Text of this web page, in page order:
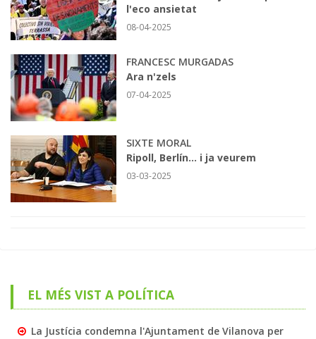
l'eco ansietat
08-04-2025
FRANCESC MURGADAS
Ara n'zels
07-04-2025
SIXTE MORAL
Ripoll, Berlín... i ja veurem
03-03-2025
EL MÉS VIST A POLÍTICA
La Justícia condemna l'Ajuntament de Vilanova per